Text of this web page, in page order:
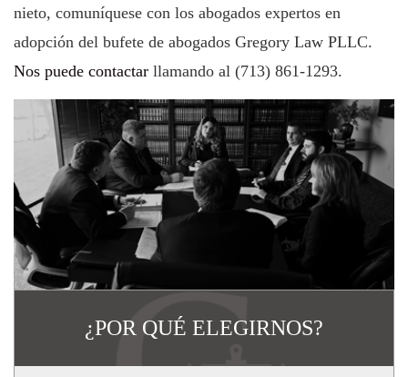
nieto, comuníquese con los abogados expertos en
adopción del bufete de abogados Gregory Law PLLC.
Nos puede contactar llamando al (713) 861-1293.
¿POR QUÉ ELEGIRNOS?